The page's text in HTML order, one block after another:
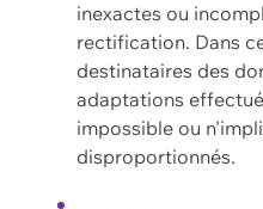
inexactes ou
rectification. Dans
destinataires des
adaptations
impossible ou
disproportionnés.